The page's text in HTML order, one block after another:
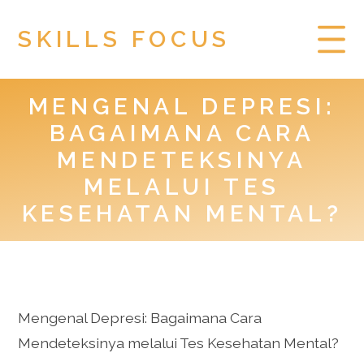
SKILLS FOCUS
HOME
PRIVACY POLICY
TOGEL HONGKONG
MENGENAL DEPRESI:
BAGAIMANA CARA
MENDETEKSINYA
MELALUI TES
KESEHATAN MENTAL?
Mengenal Depresi: Bagaimana Cara
Mendeteksinya melalui Tes Kesehatan Mental?